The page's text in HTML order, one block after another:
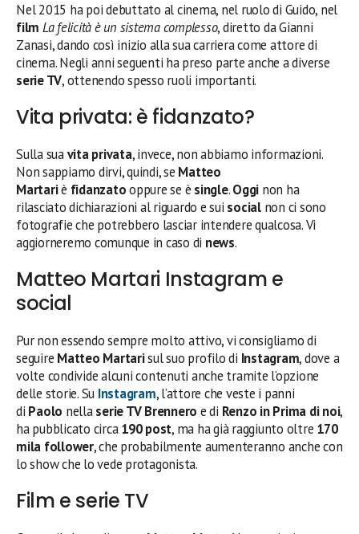
Nel 2015 ha poi debuttato al cinema, nel ruolo di Guido, nel
film La felicità è un sistema complesso, diretto da Gianni
Zanasi, dando così inizio alla sua carriera come attore di
cinema. Negli anni seguenti ha preso parte anche a diverse
serie TV, ottenendo spesso ruoli importanti.
Vita privata: è fidanzato?
Sulla suavita privata, invece, non abbiamo informazioni.
Non sappiamo dirvi, quindi, se Matteo
Martariè fidanzatooppure se è single.Oggi non ha
rilasciato dichiarazioni al riguardo e sui socialnon ci sono
fotografie che potrebbero lasciar intendere qualcosa. Vi
aggiorneremo comunque in caso di news.
Matteo Martari Instagram e
social
Pur non essendo sempre molto attivo, vi consigliamo di
seguire Matteo Martarisul suo profilo di Instagram, dove a
volte condivide alcuni contenuti anche tramite l’opzione
delle storie. Su Instagram, l’attore che veste i panni
di Paolo nellaserie TV Brennero e di Renzo in Prima di noi,
ha pubblicato circa190 post, ma ha già raggiunto oltre 170
mila follower, che probabilmente aumenteranno anche con
lo show che lo vede protagonista.
Film e serie TV